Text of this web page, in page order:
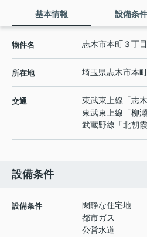
基本情報 設備条件
物件名 志木市本町３丁
所在地 埼玉県志木市本町
交通 東武東上線 「志木
東武東上線 「柳瀬
武蔵野線 「北朝霞
設備条件
設備条件
閑静な住宅地
都市ガス
公営水道